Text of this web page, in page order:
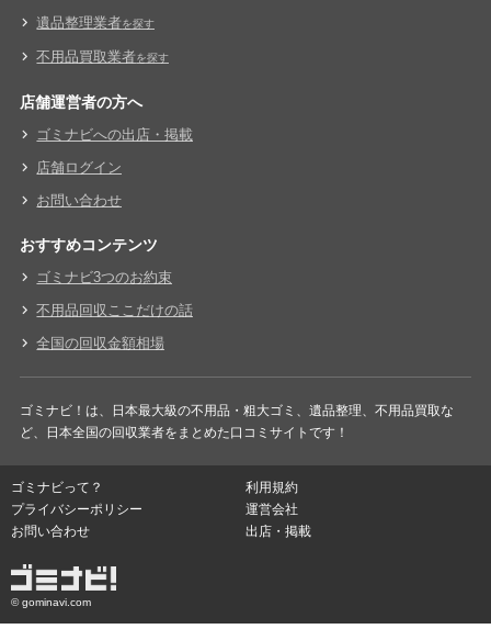
遺品整理業者を探す
不用品買取業者を探す
店舗運営者の方へ
ゴミナビへの出店・掲載
店舗ログイン
お問い合わせ
おすすめコンテンツ
ゴミナビ3つのお約束
不用品回収ここだけの話
全国の回収金額相場
ゴミナビ！は、日本最大級の不用品・粗大ゴミ、遺品整理、不用品買取な
ど、日本全国の回収業者をまとめた口コミサイトです！
ゴミナビって？
利用規約
プライバシーポリシー
運営会社
お問い合わせ
出店・掲載
© gominavi.com